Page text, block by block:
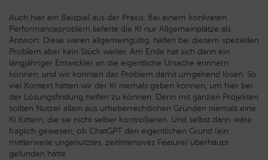
Auch hier ein Beispiel aus der Praxis: Bei einem konkreten
Performanceproblem lieferte die KI nur Allgemeinplätze als
Antwort. Diese waren allgemeingültig, halfen bei diesem speziellen
Problem aber kein Stück weiter. Am Ende hat sich dann ein
langjähriger Entwickler an die eigentliche Ursache erinnern
können, und wir konnten das Problem damit umgehend lösen. So
viel Kontext hätten wir der KI niemals geben können, um hier bei
der Lösungsfindung helfen zu können. Denn mit ganzen Projekten
sollten Nutzer allein aus urheberrechtlichen Gründen niemals eine
KI füttern, die sie nicht selber kontrollieren. Und selbst dann wäre
fraglich gewesen, ob ChatGPT den eigentlichen Grund (ein
mittlerweile ungenutztes, zeitintensives Feature) überhaupt
gefunden hätte.